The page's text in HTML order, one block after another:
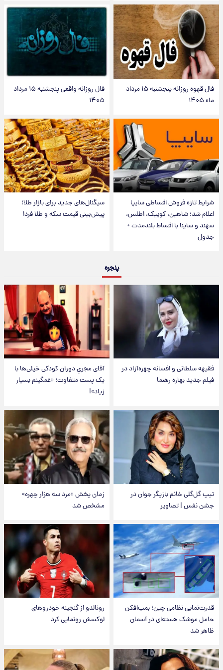
فال قهوه روزانه پنجشنبه ۱۵ مرداد
ماه ۱۴۰۵
فال روزانه واقعی پنجشنبه ۱۵ مرداد
۱۴۰۵
شرایط تازه فروش اقساطی سایپا
اعلام شد؛ شاهین، کوییک، اطلس،
سهند و ساینا با اقساط بلندمدت +
جدول
سیگنال‌های جدید برای بازار طلا؛
پیش‌بینی قیمت سکه و طلا فردا
پنجره
فقیهه سلطانی و افسانه چهره‌آزاد در
فیلم جدید بهاره رهنما
آقای مجریِ دوران کودکی خیلی‌ها با
یک پست متفاوت؛ «غمگینم بسیار
زیاد»!
تیپ گل‌گلی خانم بازیگر جوان در
جشن نفس | تصاویر
زمان پخش «مرد سه هزار چهره»
مشخص شد
قدرت‌نمایی نظامی چین؛ بمب‌افکن
حامل موشک هسته‌ای در آسمان
ظاهر شد
رونالدو از گنجینه خودروهای
لوکسش رونمایی کرد